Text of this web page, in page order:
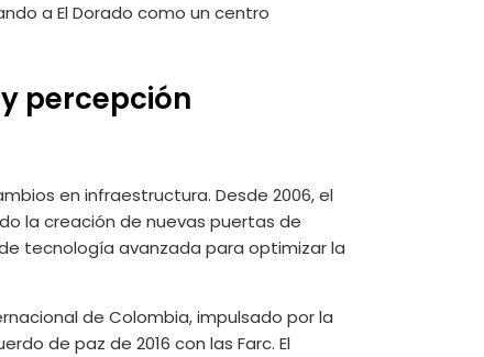
a El Dorado como un centro
percepción
en infraestructura. Desde 2006, el
la creación de nuevas puertas de
tecnología avanzada para optimizar la
de Colombia, impulsado por la
de paz de 2016 con las Farc. El